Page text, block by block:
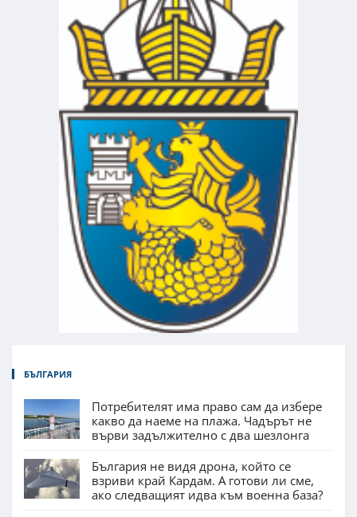
БЪЛГАРИЯ
Потребителят има право сам да избере
какво да наеме на плажа. Чадърът не
върви задължително с два шезлонга
България не видя дрона, който се
взриви край Кардам. А готови ли сме,
ако следващият идва към военна база?